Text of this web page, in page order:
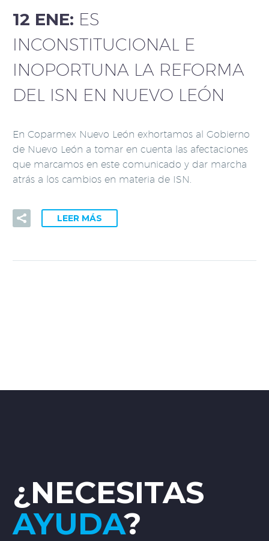
12 ENE: ES
INCONSTITUCIONAL E
INOPORTUNA LA REFORMA
DEL ISN EN NUEVO LEÓN
En Coparmex Nuevo León exhortamos al Gobierno
de Nuevo León a tomar en cuenta las afectaciones
que marcamos en este comunicado y dar marcha
atrás a los cambios en materia de ISN.
LEER MÁS
¿NECESITAS
AYUDA?